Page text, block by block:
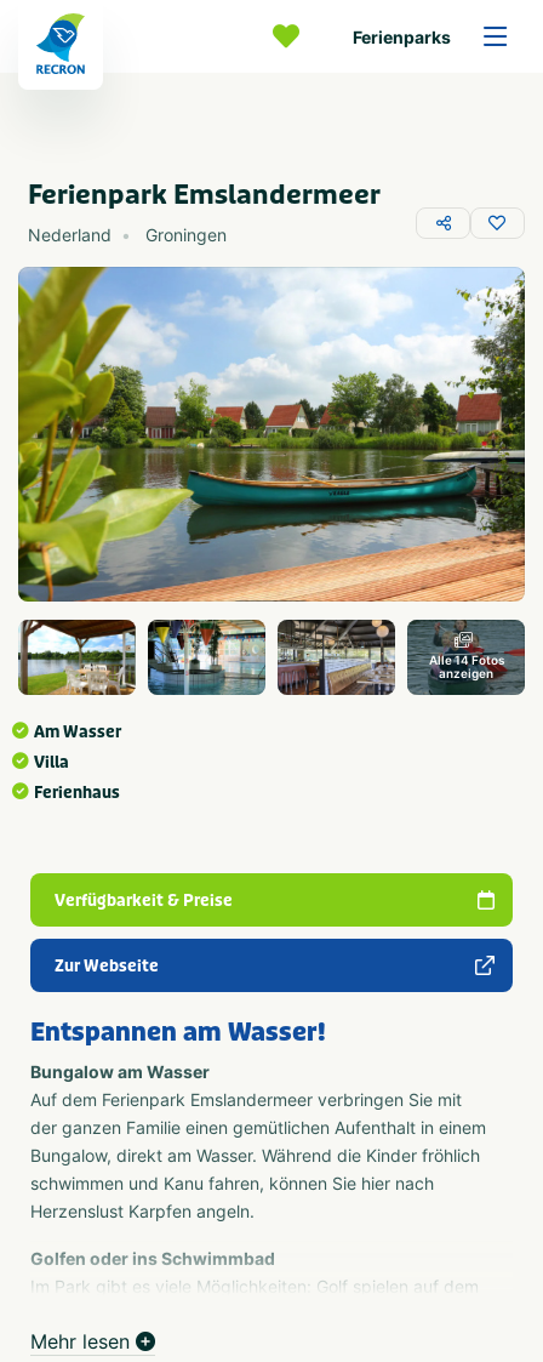
Ferienparks
Ferienpark Emslandermeer
Nederland Groningen
Alle 14 Fotos
anzeigen
Am Wasser
Villa
Ferienhaus
Verfügbarkeit & Preise
Zur Webseite
Entspannen am Wasser!
Bungalow am Wasser
Auf dem Ferienpark Emslandermeer verbringen Sie mit
der ganzen Familie einen gemütlichen Aufenthalt in einem
Bungalow, direkt am Wasser. Während die Kinder fröhlich
schwimmen und Kanu fahren, können Sie hier nach
Herzenslust Karpfen angeln.
Golfen oder ins Schwimmbad
Im Park gibt es viele Möglichkeiten: Golf spielen auf dem
spielen oder gemeinsam mit der ganzen Familie ins
Mehr lesen